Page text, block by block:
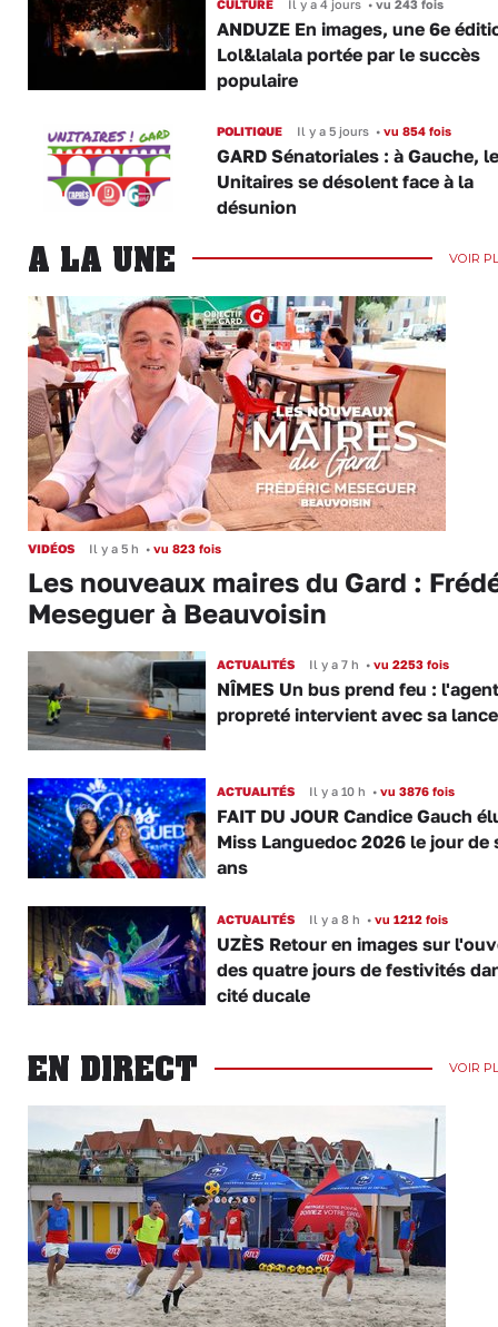
CULTURE Il y a 4 jours •vu 243 fois
ANDUZE En images, une 6e
Lol&lalala portée par le succès
populaire
POLITIQUE Il y a 5 jours •vu 854 fois
GARD Sénatoriales : à Gauche,
Unitaires se désolent face à la
désunion
A LA UNE VOIR
VIDÉOS Il y a 5 h • vu 823 fois
Les nouveaux maires du Gard :
Meseguer à Beauvoisin
ACTUALITÉS Il y a 7 h •vu 2253 fois
NÎMES Un bus prend feu :
propreté intervient avec sa lance
ACTUALITÉS Il y a 10 h •vu 3876 fois
FAIT DU JOUR Candice Gauch
Miss Languedoc 2026 le jour de
ans
ACTUALITÉS Il y a 8 h •vu 1212 fois
UZÈS Retour en images sur
des quatre jours de festivités
cité ducale
EN DIRECT VOIR